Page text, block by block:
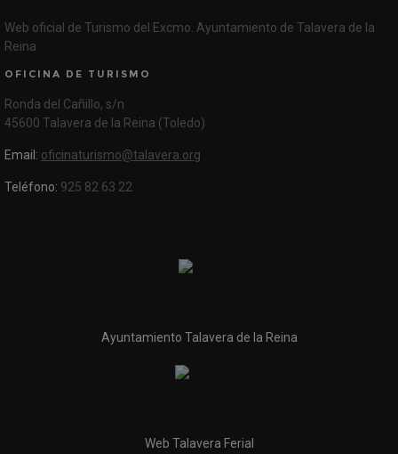
Web oficial de Turismo del Excmo. Ayuntamiento de Talavera de la
Reina
OFICINA DE TURISMO
Ronda del Cañillo, s/n
45600 Talavera de la Reina (Toledo)
Email: oficinaturismo@talavera.org
Teléfono: 925 82 63 22
Ayuntamiento Talavera de la Reina
Web Talavera Ferial